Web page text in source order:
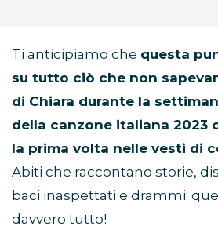
Ti anticipiamo che questa
su tutto ciò che non
di Chiara durante la
della canzone italiana 2023
la prima volta nelle vesti di
Abiti che raccontano storie,
baci inaspettati e drammi:
davvero tutto!